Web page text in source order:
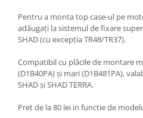
Geanta furca
Geanta ghidon
Geanta rezervor
Geanta spate
Genti laterale
Genti picior
Pentru a monta top case-ul pe
adăugați la sistemul de fixare
SHAD (cu excepția TR48/TR37).
Compatibil cu plăcile de montare
(D1B40PA) și mari (D1B481PA),
SHAD și SHAD TERRA.
Pret de la 80 lei in functie de